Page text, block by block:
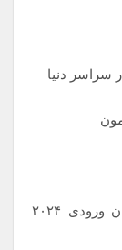
سراسر دنیا
برگزاری کمپ آموزشی شرکت در امتحان ورودی ۲۰۲۴